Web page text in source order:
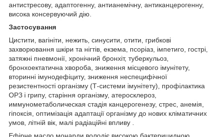
антистресову, адаптогенну, антианемічну, антиканцерогенну,
висока консервуючий дію.
Застосування
Цистити, вагініти, нежить, синусити, отити, грибкові
захворювання шкіри та нігтів, екзема, псоріаз, імпетиго, гострі,
затяжні пневмонії, хронічний бронхіт, туберкульоз,
бронхоектатична хвороба, зниження місцевого імунітету,
вторинні імунодефіциту, зниження неспецифічної
резистентності організму (Т-системи імунітету), профілактика
ОРЗ і грипу, старіння організму, атеросклероз,
иммунометаболическая стадія канцерогенезу, стрес, анемія,
гіпоксія, оптимізація адаптації організму до нових кліматичних
умов, літній вік, малі радіаційні впливу .
Ефірне масло монарди володіє високою бактерицидною